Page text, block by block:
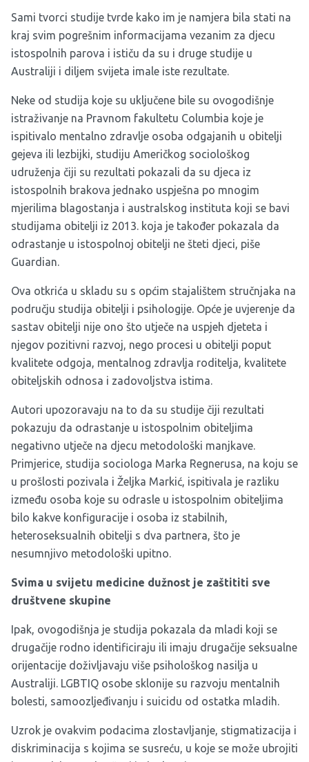
Sami tvorci studije tvrde kako im je namjera bila stati na
kraj svim pogrešnim informacijama vezanim za djecu
istospolnih parova i ističu da su i druge studije u
Australiji i diljem svijeta imale iste rezultate.
Neke od studija koje su uključene bile su ovogodišnje
istraživanje na Pravnom fakultetu Columbia koje je
ispitivalo mentalno zdravlje osoba odgajanih u obitelji
gejeva ili lezbijki, studiju Američkog sociološkog
udruženja čiji su rezultati pokazali da su djeca iz
istospolnih brakova jednako uspješna po mnogim
mjerilima blagostanja i australskog instituta koji se bavi
studijama obitelji iz 2013. koja je također pokazala da
odrastanje u istospolnoj obitelji ne šteti djeci, piše
Guardian.
Ova otkrića u skladu su s općim stajalištem stručnjaka na
području studija obitelji i psihologije. Opće je uvjerenje da
sastav obitelji nije ono što utječe na uspjeh djeteta i
njegov pozitivni razvoj, nego procesi u obitelji poput
kvalitete odgoja, mentalnog zdravlja roditelja, kvalitete
obiteljskih odnosa i zadovoljstva istima.
Autori upozoravaju na to da su studije čiji rezultati
pokazuju da odrastanje u istospolnim obiteljima
negativno utječe na djecu metodološki manjkave.
Primjerice, studija sociologa Marka Regnerusa, na koju se
u prošlosti pozivala i Željka Markić, ispitivala je razliku
između osoba koje su odrasle u istospolnim obiteljima
bilo kakve konfiguracije i osoba iz stabilnih,
heteroseksualnih obitelji s dva partnera, što je
nesumnjivo metodološki upitno.
Svima u svijetu medicine dužnost je zaštititi sve
društvene skupine
Ipak, ovogodišnja je studija pokazala da mladi koji se
drugačije rodno identificiraju ili imaju drugačije seksualne
orijentacije doživljavaju više psihološkog nasilja u
Australiji. LGBTIQ osobe sklonije su razvoju mentalnih
bolesti, samoozljeđivanju i suicidu od ostatka mladih.
Uzrok je ovakvim podacima zlostavljanje, stigmatizacija i
diskriminacija s kojima se susreću, u koje se može ubrojiti